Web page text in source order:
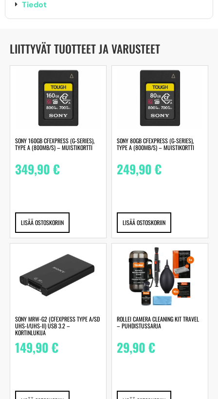
Tiedot
LIITTYVÄT TUOTTEET JA VARUSTEET
SONY 160GB CFEXPRESS (G-SERIES),
TYPE A (800MB/S) – MUISTIKORTTI
349,90€
LISÄÄ OSTOSKORIIN
SONY 80GB CFEXPRESS (G-SERIES),
TYPE A (800MB/S) – MUISTIKORTTI
249,90€
LISÄÄ OSTOSKORIIN
SONY MRW-G2 (CFEXPRESS TYPE A/SD
UHS-I/UHS-II) USB 3.2 –
KORTINLUKIJA
149,90€
ROLLEI CAMERA CLEANING KIT TRAVEL
– PUHDISTUSSARJA
29,90€